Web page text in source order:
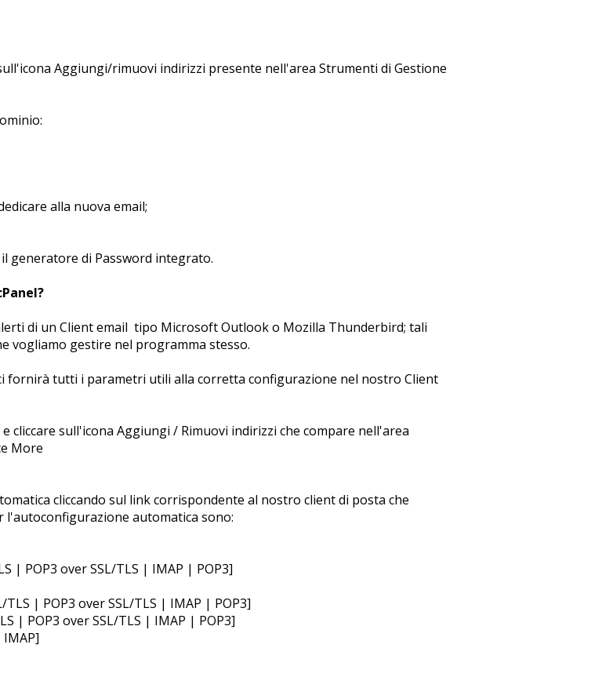
Aggiungi/rimuovi indirizzi presente nell'area Strumenti di Gestione
alla nuova email;
generatore di Password integrato.
di un Client email tipo Microsoft Outlook o Mozilla Thunderbird; tali
vogliamo gestire nel programma stesso.
fornirà tutti i parametri utili alla corretta configurazione nel nostro Client
cliccare sull'icona Aggiungi / Rimuovi indirizzi che compare nell'area
More
cliccando sul link corrispondente al nostro client di posta che
automatica sono:
| POP3 over SSL/TLS | IMAP | POP3]
| POP3 over SSL/TLS | IMAP | POP3]
| POP3 over SSL/TLS | IMAP | POP3]